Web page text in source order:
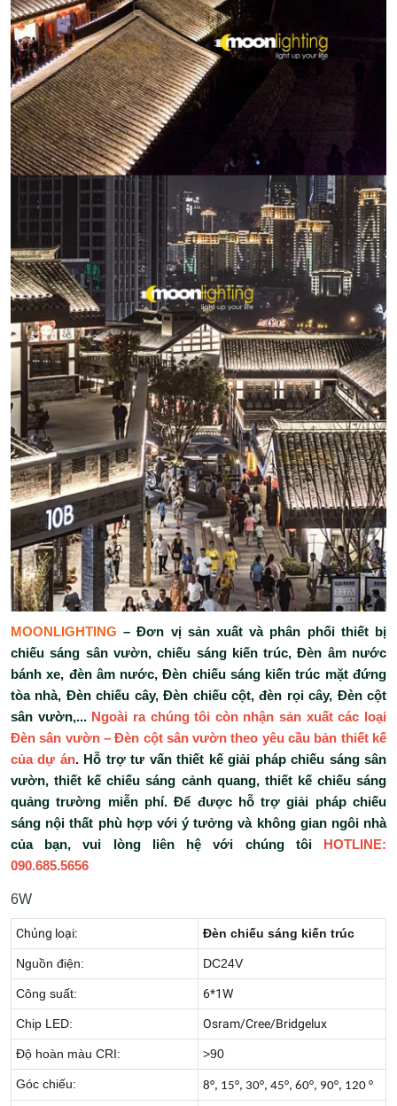
MOONLIGHTING – Đơn vị sản xuất và phân phối thiết bị
chiếu sáng sân vườn, chiếu sáng kiến trúc, Đèn âm nước
bánh xe, đèn âm nước, Đèn chiếu sáng kiến trúc mặt đứng
tòa nhà, Đèn chiếu cây, Đèn chiếu cột, đèn rọi cây, Đèn cột
sân vườn,... Ngoài ra chúng tôi còn nhận sản xuất các loại
Đèn sân vườn – Đèn cột sân vườn theo yêu cầu bản thiết kế
của dự án. Hỗ trợ tư vấn thiết kế giải pháp chiếu sáng sân
vườn, thiết kế chiếu sáng cảnh quang, thiết kế chiếu sáng
quảng trường miễn phí. Để được hỗ trợ giải pháp chiếu
sáng nội thất phù hợp với ý tưởng và không gian ngôi nhà
của bạn, vui lòng liên hệ với chúng tôi
HOTLINE:
090.685.5656
6W
Chủng loại: Đèn chiếu sáng kiến trúc
Nguồn điện: DC24V
Công suất: 6*1W
Chip LED: Osram/Cree/Bridgelux
Độ hoàn màu CRI: >90
Góc chiếu: 8°, 15°, 30°, 45°, 60°, 90°, 120 °